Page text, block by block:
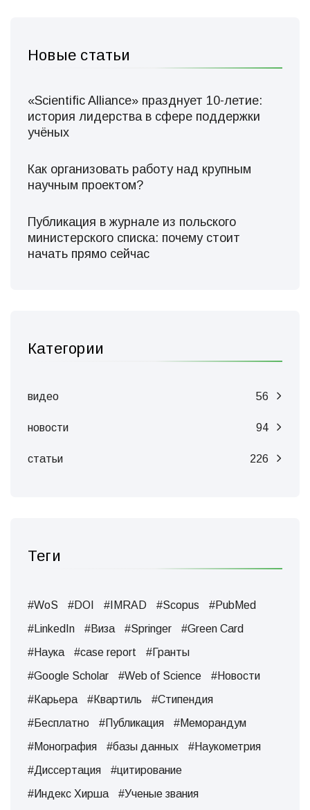
Новые статьи
«Scientific Alliance» празднует 10-летие:
история лидерства в сфере поддержки
учёных
Как организовать работу над крупным
научным проектом?
Публикация в журнале из польского
министерского списка: почему стоит
начать прямо сейчас
Категории
видео 56
новости 94
статьи 226
Теги
#WoS #DOI #IMRAD #Scopus
#PubMed
#LinkedIn
#Виза #Springer
#Green Card
#Наука
#case report
#Гранты
#Google Scholar
#Web of Science
#Новости
#Карьера
#Квартиль
#Стипендия
#Бесплатно
#Публикация
#Меморандум
#Монография
#базы данных
#Наукометрия
#Диссертация
#цитирование
#Индекс Хирша
#Ученые звания